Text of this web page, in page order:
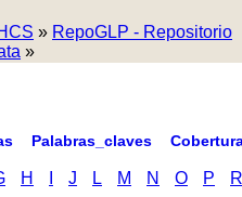
» RepoGLP - Repositorio
»
Palabras_claves
H J L M N O P R